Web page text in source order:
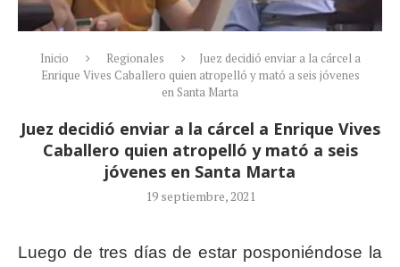
Inicio Regionales
Juez decidió enviar a la cárcel a
Enrique Vives Caballero quien atropelló y mató a seis jóvenes
en Santa Marta
Juez decidió enviar a la cárcel a Enrique Vives
Caballero quien atropelló y mató a seis
jóvenes en Santa Marta
19 septiembre, 2021
Luego de tres días de estar posponiéndose la